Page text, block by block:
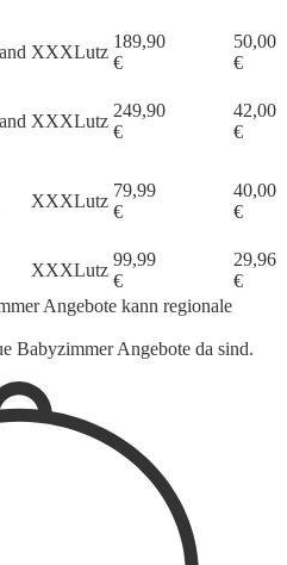
XXXLutz
189,90
€
50,00
€
XXXLutz
249,90
€
42,00
€
XXXLutz
79,99
€
40,00
€
XXXLutz
99,99
€
29,96
€
Angebote kann regionale
Babyzimmer Angebote da sind.